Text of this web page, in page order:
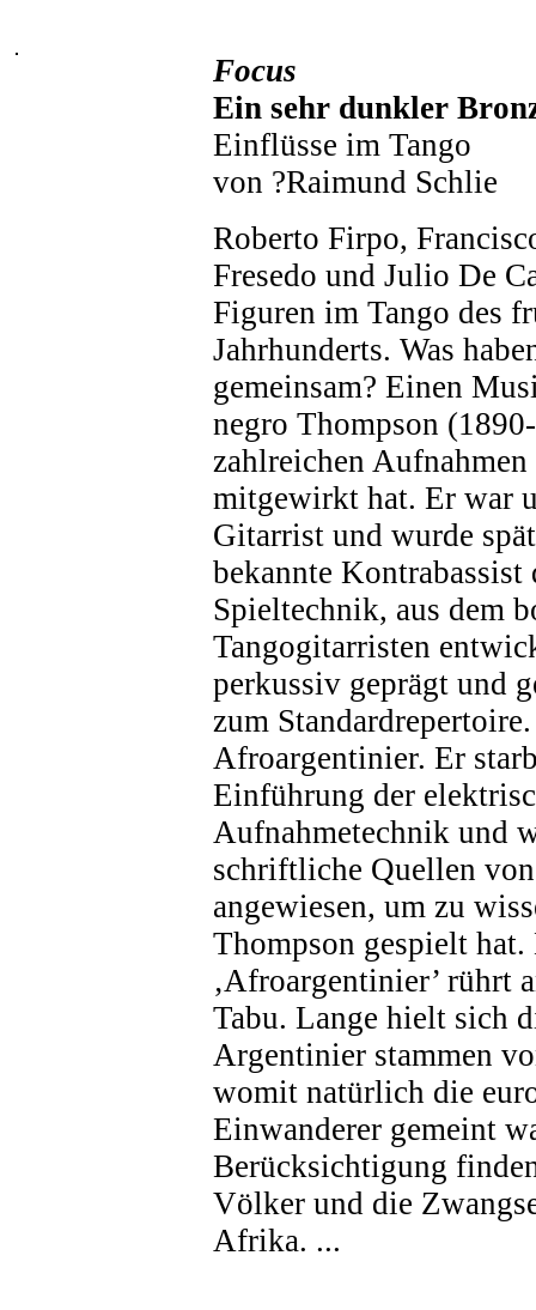
Focus
Ein sehr dunkler
Einflüsse im Tango
von ?Raimund Schlie
Roberto Firpo,
Fresedo und Julio De
Figuren im Tango des
Jahrhunderts. Was
gemeinsam? Einen
negro Thompson
zahlreichen
mitgewirkt hat. Er war
Gitarrist und wurde
bekannte Kontrabassist
Spieltechnik, aus dem
Tangogitarristen
perkussiv geprägt und
zum
Afroargentinier. Er
Einführung der
Aufnahmetechnik und
schriftliche Quellen
angewiesen, um zu
Thompson gespielt hat.
‚Afroargentinier’ rührt
Tabu. Lange hielt sich
Argentinier stammen
womit natürlich die
Einwanderer gemeint
Berücksichtigung
Völker und die
Afrika. ...